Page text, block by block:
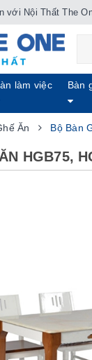
với Nội Thất The
làm việc Bàn
Ăn Bộ Bàn
HGB75,